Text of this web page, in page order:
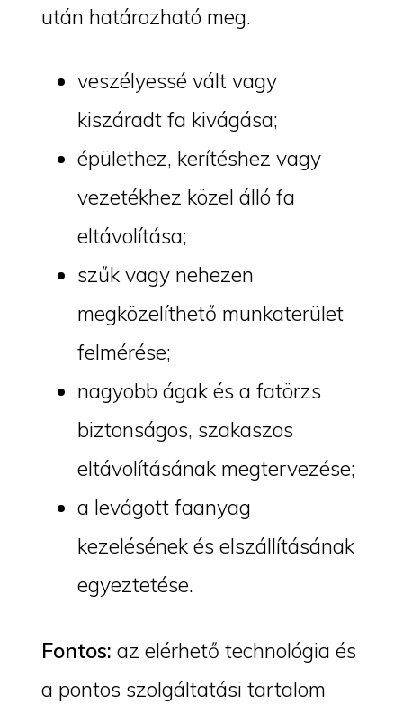
után határozható meg.
veszélyessé vált vagy
kiszáradt fa kivágása;
épülethez, kerítéshez vagy
vezetékhez közel álló fa
eltávolítása;
szűk vagy nehezen
megközelíthető munkaterület
felmérése;
nagyobb ágak és a fatörzs
biztonságos, szakaszos
eltávolításának megtervezése;
a levágott faanyag
kezelésének és elszállításának
egyeztetése.
Fontos: az elérhető technológia és
a pontos szolgáltatási tartalom